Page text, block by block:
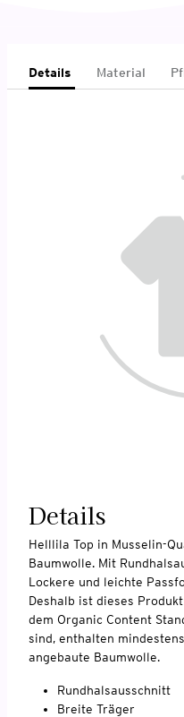
Details Material
Details
Helllila Top in Musselin-
Baumwolle. Mit
Lockere und leichte
Deshalb ist dieses
dem Organic Content
sind, enthalten
angebaute Baumwolle.
Rundhalsausschnitt
Breite Träger